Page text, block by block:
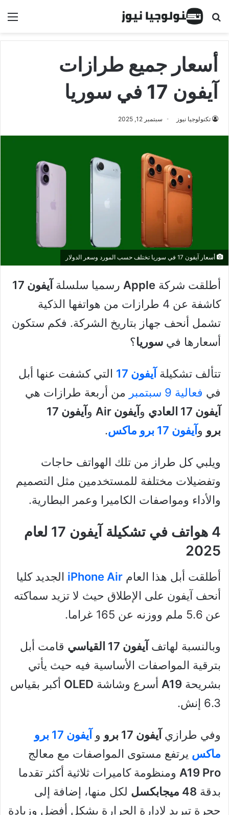
البحث عن
أسعار جميع طرازات
آيفون 17 في سوريا
تكنولوجيا نيوز سبتمبر 12, 2025
أسعار آيفون 17 في سوريا تختلف حسب المورد وسعر الدولار
أطلقت شركة Apple رسميا سلسلة آيفون 17
كاشفة عن 4 طرازات من هواتفها الذكية
تشمل أنحف جهاز بتاريخ الشركة. فكم ستكون
أسعارها في سوريا؟
تتألف تشكيلة آيفون 17
التي كشفت عنها أبل
في فعالية 9 سبتمبر
من أربعة طرازات هي
آيفون 17 العادي
و آيفون Air و
آيفون 17
برو و آيفون 17 برو ماكس .
ويلبي كل طراز من تلك الهواتف حاجات
وتفضيلات مختلفة للمستخدمين مثل التصميم
والأداء ومواصفات الكاميرا وعمر البطارية.
4 هواتف في تشكيلة آيفون 17 لعام
2025
أطلقت أبل هذا العام iPhone Air الجديد كليا
أنحف آيفون على الإطلاق حيث لا تزيد سماكته
عن 5.6 ملم ووزنه عن 165 غراما.
وبالنسبة لهاتف آيفون 17 القياسي
قامت أبل
بترقية المواصفات الأساسية فيه حيث يأتي
بشريحة A19 أسرع وشاشة OLED أكبر بقياس
6.3 إنش.
وفي طرازي آيفون 17 برو و
آيفون 17 برو
ماكس يرتفع مستوى المواصفات مع معالج
A19 Pro ومنظومة كاميرات ثلاثية أكثر تقدما
بدقة 48 ميجابكسل
لكل منها، إضافة إلى
حجرة تبريد لإدارة الحرارة بشكل أفضل وزيادة